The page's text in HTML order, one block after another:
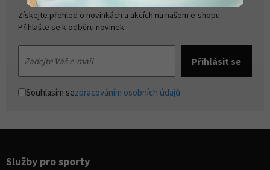
Získejte přehled o novinkách a akcích na našem e-shopu.
Přihlašte se k odběru novinek.
Souhlasím sezpracováním osobních údajů
Služby pro sporty